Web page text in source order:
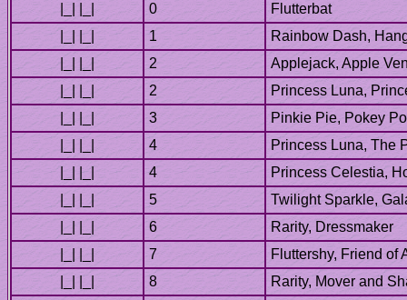
Flutterbat